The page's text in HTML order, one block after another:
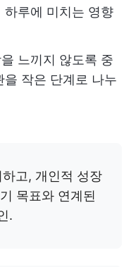
하루에 미치는 영향
느끼지 않도록 중
작은 단계로 나누
고, 개인적 성장
목표와 연계된
.